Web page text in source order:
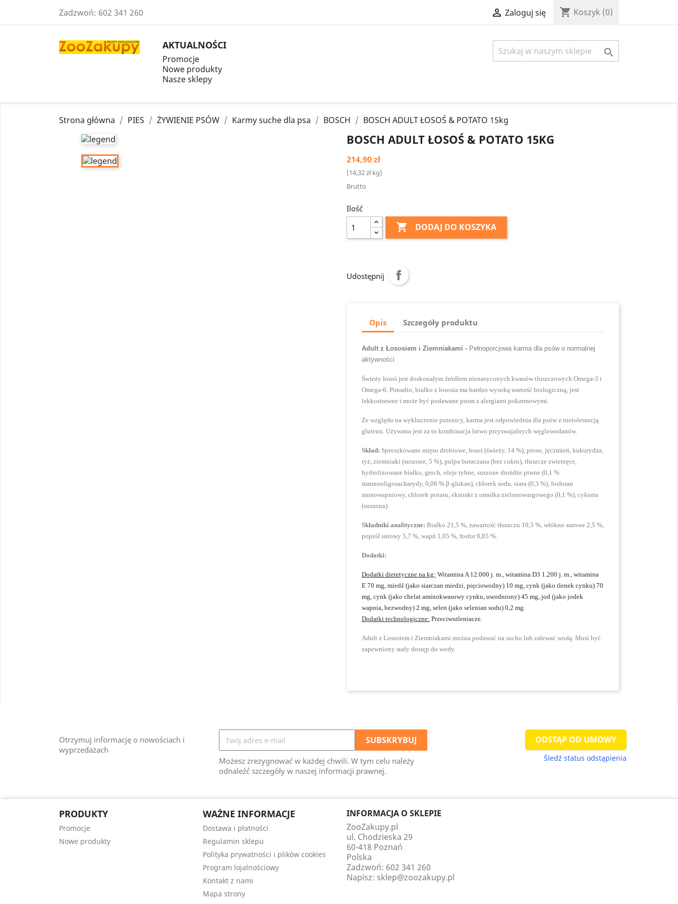
Zadzwoń: 602 341 260  Zaloguj się shopping_cart Koszyk (0)
AKTUALNOŚCI
Promocje
Nowe produkty
Nasze sklepy

Strona główna PIES ŻYWIENIE PSÓW Karmy suche dla psa BOSCH BOSCH ADULT ŁOSOŚ & POTATO 15kg
BOSCH ADULT ŁOSOŚ & POTATO 15KG
214,90 zł
(14,32 zł kg)
Brutto
Ilość
 DODAJ DO KOSZYKA
Udostępnij
Opis Szczegóły produktu
Adult z Łososiem i Ziemniakami - Pełnoporcjowa karma dla psów o normalnej
aktywności
Świeży łosoś jest doskonałym źródłem nienasyconych kwasów tłuszczowych Omega-3 i
Omega-6. Ponadto, białko z łososia ma bardzo wysoką wartość biologiczną, jest
lekkostrawne i może być podawane psom z alergiami pokarmowymi.
Ze względu na wykluczenie pszenicy, karma jest odpowiednia dla psów z nietolerancją
glutenu. Używana jest za to kombinacja łatwo przyswajalnych węglowodanów.
Skład: Sproszkowane mięso drobiowe, łosoś (świeży, 14 %), proso, jęczmień, kukurydza,
ryż, ziemniaki (suszone, 5 %), pulpa buraczana (bez cukru), tłuszcze zwierzęce,
hydrolizowane białko, groch, oleje rybne, suszone drożdże piwne (0,1 %
mannooligosacharydy, 0,06 % β-glukan), chlorek sodu, siara (0,3 %), fosforan
monowapniowy, chlorek potasu, ekstrakt z omułka zielonowargowego (0,1 %), cykoria
(suszona).
Składniki analityczne: Białko 21,5 %, zawartość tłuszczu 10,5 %, włókno surowe 2,5 %,
popiół surowy 5,7 %, wapń 1,05 %, fosfor 0,85 %.
Dodatki:
Dodatki dietetyczne na kg: Witamina A 12.000 j. m., witamina D3 1.200 j. m., witamina
E 70 mg, miedź (jako siarczan miedzi, pięciowodny) 10 mg, cynk (jako tlenek cynku) 70
mg, cynk (jako chelat aminokwasowy cynku, uwodniony) 45 mg, jod (jako jodek
wapnia, bezwodny) 2 mg, selen (jako selenian sodu) 0,2 mg.
Dodatki technologiczne: Przeciwutleniacze.
Adult z Lososiem i Ziemniakami można podawać na sucho lub zalewać wodą. Musi być
zapewniony stały dostęp do wody.
Otrzymuj informację o nowościach i
wyprzedażach
Możesz zrezygnować w każdej chwili. W tym celu należy
odnaleźć szczegóły w naszej informacji prawnej.
ODSTĄP OD UMOWY
Śledź status odstąpienia
PRODUKTY
Promocje
Nowe produkty
WAŻNE INFORMACJE
Dostawa i płatności
Regulamin sklepu
Polityka prywatności i plików cookies
Program lojalnościowy
Kontakt z nami
Mapa strony
INFORMACJA O SKLEPIE
ZooZakupy.pl
ul. Chodzieska 29
60-418 Poznań
Polska
Zadzwoń: 602 341 260
Napisz: sklep@zoozakupy.pl